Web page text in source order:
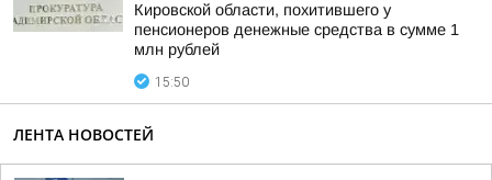
Кировской области, похитившего у
пенсионеров денежные средства в сумме 1
млн рублей
15:50
ЛЕНТА НОВОСТЕЙ